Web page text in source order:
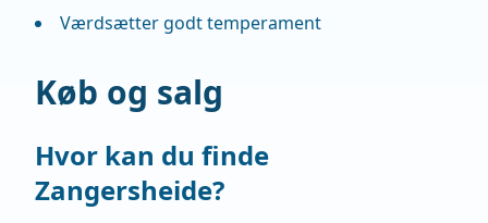
Værdsætter godt temperament
Køb og salg
Hvor kan du finde
Zangersheide?